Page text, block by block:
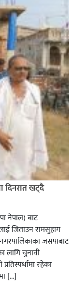
जनमत नेताद्वय
दिनरात खट्दै
नेपाल) बाट
जिताउन रामसुहाग
जसपाबाट
लागि चुनावी
रहेका
[…]